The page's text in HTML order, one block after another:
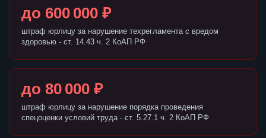
до 600 000 ₽
штраф юрлицу за нарушение техрегламента с вредом
здоровью - ст. 14.43 ч. 2 КоАП РФ
до 80 000 ₽
штраф юрлицу за нарушение порядка проведения
спецоценки условий труда - ст. 5.27.1 ч. 2 КоАП РФ